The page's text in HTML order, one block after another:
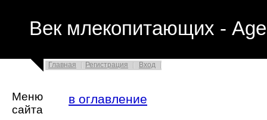
Век млекопитающих -
Главная Регистрация Вход
Меню
сайта
в оглавление